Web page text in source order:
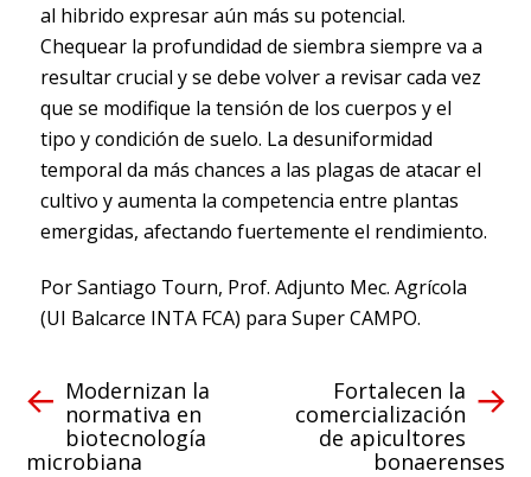
al hibrido expresar aún más su potencial.
Chequear la profundidad de siembra siempre va a
resultar crucial y se debe volver a revisar cada vez
que se modifique la tensión de los cuerpos y el
tipo y condición de suelo. La desuniformidad
temporal da más chances a las plagas de atacar el
cultivo y aumenta la competencia entre plantas
emergidas, afectando fuertemente el rendimiento.
Por Santiago Tourn, Prof. Adjunto Mec. Agrícola
(UI Balcarce INTA FCA) para Super CAMPO.
Modernizan la
normativa en
biotecnología
microbiana
Fortalecen la
comercialización
de apicultores
bonaerenses